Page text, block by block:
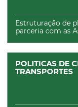
Estruturação de
parceria com as
POLITICAS DE
TRANSPORTES